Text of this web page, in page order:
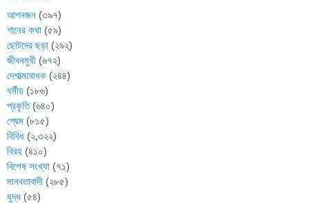
আপনজন (৩৯৭)
গানের কথা (৫৯)
ছোটদের ছড়া (২৯২)
জীবনমুখী (৬৭২)
দেশাত্মবোধক (২৪৪)
ধর্মীয় (১৮৬)
প্রকৃতি(৬৪০)
প্রেম (৮১৫)
বিবিধ (২,৩২২)
বিরহ (৪১০)
বিশেষ সংখ্যা (৭১)
মানবতাবাদী (২৮৫)
যুদ্ধ (৫৪)